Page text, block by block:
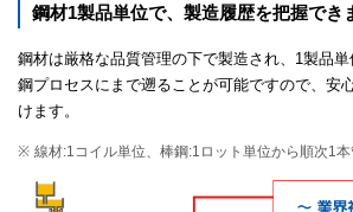
鋼材1製品単位で、製造履歴を把握でき
鋼材は厳格な品質管理の下で製造され、1製品単
鋼プロセスにまで遡ることが可能ですので、安
けます。
線材:1コイル単位、棒鋼:1ロット単位から順次1本